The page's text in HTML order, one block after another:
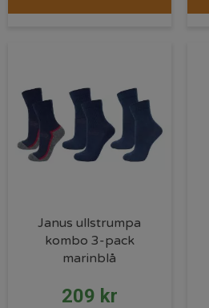
Janus ullstrumpa
kombo 3-pack
marinblå
209 kr